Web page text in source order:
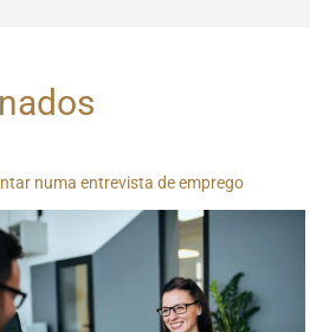
numa entrevista de emprego